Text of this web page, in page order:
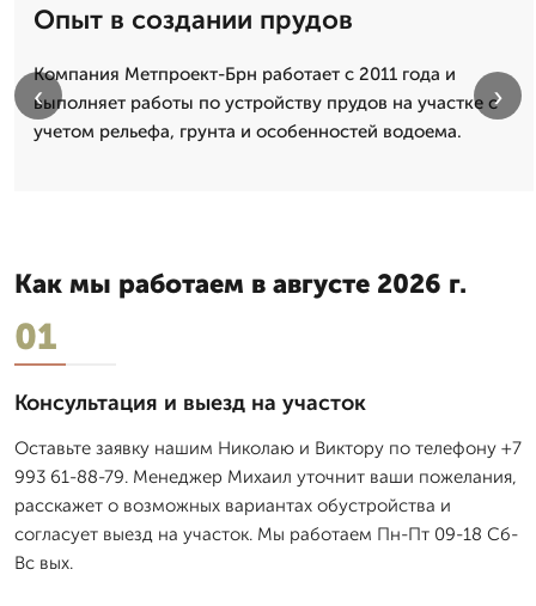
Опыт в создании прудов
Компания Метпроект-Брн работает с 2011 года и
выполняет работы по устройству прудов на участке с
учетом рельефа, грунта и особенностей водоема.
‹ ›
Как мы работаем в августе 2026 г.
01
Консультация и выезд на участок
Оставьте заявку нашим Николаю и Виктору по телефону +7
993 61-88-79. Менеджер Михаил уточнит ваши пожелания,
расскажет о возможных вариантах обустройства и
согласует выезд на участок. Мы работаем Пн-Пт 09-18 Сб-
Вс вых.